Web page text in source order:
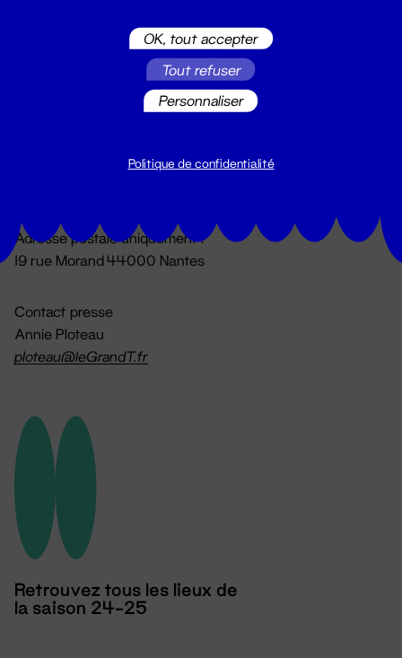
Du lundi au vendredi 14h → 18h
Adresse postale uniquement :
19 rue Morand 44000 Nantes
Contact presse
Annie Ploteau
ploteau@leGrandT.fr
Retrouvez tous les lieux de
la saison 24-25
OK, tout accepter
Tout refuser
Personnaliser
Politique de confidentialité